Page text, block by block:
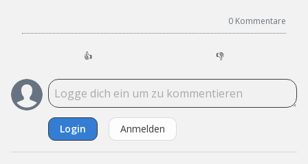
0 Kommentare
👍 👎
Login Anmelden